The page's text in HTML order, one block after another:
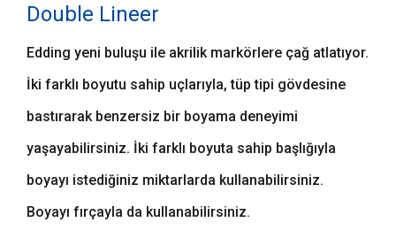
Double Lineer
Edding yeni buluşu ile akrilik markörlere çağ atlatıyor.
İki farklı boyutu sahip uçlarıyla, tüp tipi gövdesine
bastırarak benzersiz bir boyama deneyimi
yaşayabilirsiniz. İki farklı boyuta sahip başlığıyla
boyayı istediğiniz miktarlarda kullanabilirsiniz.
Boyayı fırçayla da kullanabilirsiniz.